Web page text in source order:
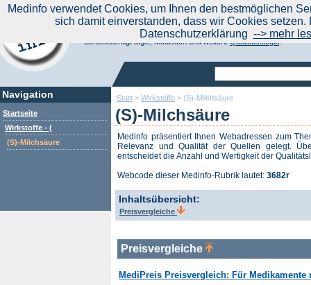
Start > Wirkstoffe > (S)-Milchsäure
(S)-Milchsäure
Medinfo präsentiert Ihnen Webadressen zum
Relevanz und Qualität der Quellen gelegt.
entscheidet die Anzahl und Wertigkeit der
Webcode dieser Medinfo-Rubrik lautet: 3682r
Inhaltsübersicht:
Preisvergleiche
Preisvergleiche
MediPreis Preisvergleich: Für
Navigation
Startseite
Wirkstoffe - (
(S)-Milchsäure
Aktuelle Nachrichten|
Suchen Sie noch oder Finden Sie schon?
Medinfo.de - Meta-Portal für Gesundheitsthemen
Berücksichtigt afgis, Medisuch und weitereQualitätssiegel.
Medinfo verwendet Cookies, um Ihnen den bestmöglichen
sich damit einverstanden, dass wir Cookies
Datenschutzerklärung --> mehr